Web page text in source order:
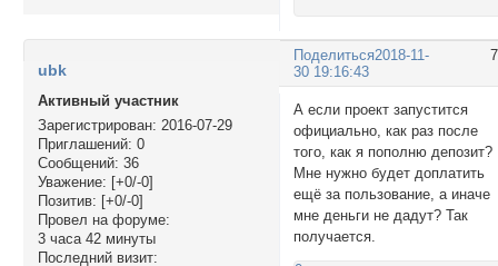
Поделиться2018-11-
30 19:16:43
ubk
Активный участник
Зарегистрирован: 2016-07-29
Приглашений: 0
Сообщений: 36
Уважение: [+0/-0]
Позитив: [+0/-0]
Провел на форуме:
3 часа 42 минуты
Последний визит:
А если проект запустится
официально, как раз после
того, как я пополню депозит?
Мне нужно будет доплатить
ещё за пользование, а иначе
мне деньги не дадут? Так
получается.